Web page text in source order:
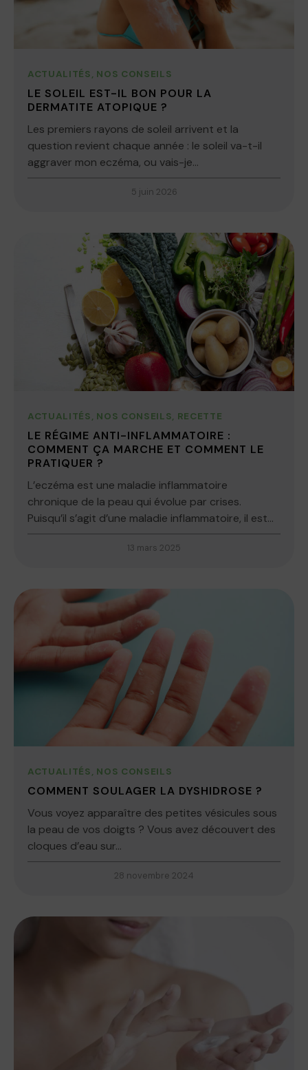
ACTUALITÉS, NOS CONSEILS
LE SOLEIL EST-IL BON POUR LA
DERMATITE ATOPIQUE ?
Les premiers rayons de soleil arrivent et la
question revient chaque année : le soleil va-t-il
aggraver mon eczéma, ou vais-je...
5 juin 2026
ACTUALITÉS, NOS CONSEILS, RECETTE
LE RÉGIME ANTI-INFLAMMATOIRE :
COMMENT ÇA MARCHE ET COMMENT LE
PRATIQUER ?
L’eczéma est une maladie inflammatoire
chronique de la peau qui évolue par crises.
Puisqu’il s’agit d’une maladie inflammatoire, il est...
13 mars 2025
ACTUALITÉS, NOS CONSEILS
COMMENT SOULAGER LA DYSHIDROSE ?
Vous voyez apparaître des petites vésicules sous
la peau de vos doigts ? Vous avez découvert des
cloques d’eau sur...
28 novembre 2024